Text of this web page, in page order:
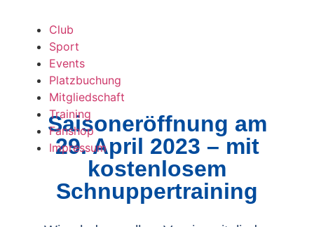
Club
Sport
Events
Platzbuchung
Mitgliedschaft
Training
Fanshop
Impressum
Saisoneröffnung am
29. April 2023 – mit
kostenlosem
Schnuppertraining